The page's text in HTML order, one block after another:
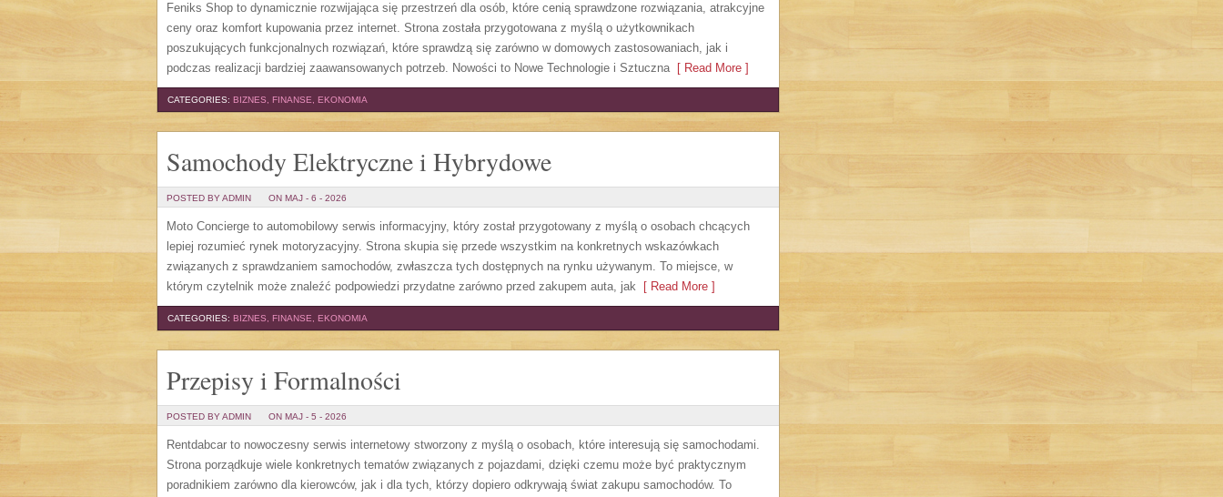
Feniks Shop to dynamicznie rozwijająca się przestrzeń dla osób, które cenią sprawdzone rozwiązania, atrakcyjne
ceny oraz komfort kupowania przez internet. Strona została przygotowana z myślą o użytkownikach
poszukujących funkcjonalnych rozwiązań, które sprawdzą się zarówno w domowych zastosowaniach, jak i
podczas realizacji bardziej zaawansowanych potrzeb. Nowości to Nowe Technologie i Sztuczna[ Read More ]
CATEGORIES: BIZNES, FINANSE, EKONOMIA
Samochody Elektryczne i Hybrydowe
POSTED BY ADMIN ON MAJ - 6 - 2026
Moto Concierge to automobilowy serwis informacyjny, który został przygotowany z myślą o osobach chcących
lepiej rozumieć rynek motoryzacyjny. Strona skupia się przede wszystkim na konkretnych wskazówkach
związanych z sprawdzaniem samochodów, zwłaszcza tych dostępnych na rynku używanym. To miejsce, w
którym czytelnik może znaleźć podpowiedzi przydatne zarówno przed zakupem auta, jak [ Read More ]
CATEGORIES: BIZNES, FINANSE, EKONOMIA
Przepisy i Formalności
POSTED BY ADMIN ON MAJ - 5 - 2026
Rentdabcar to nowoczesny serwis internetowy stworzony z myślą o osobach, które interesują się samochodami.
Strona porządkuje wiele konkretnych tematów związanych z pojazdami, dzięki czemu może być praktycznym
poradnikiem zarówno dla kierowców, jak i dla tych, którzy dopiero odkrywają świat zakupu samochodów. To